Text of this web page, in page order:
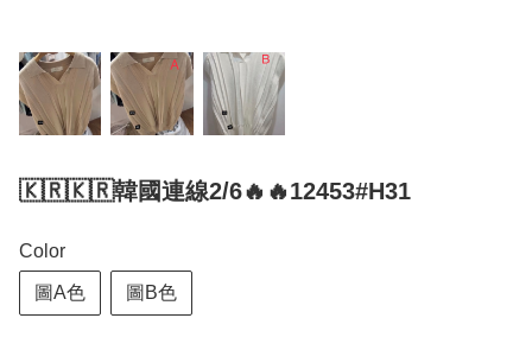
🇰🇷🇰🇷韓國連線2/6🔥🔥12453#H31
Color
圖A色 圖B色